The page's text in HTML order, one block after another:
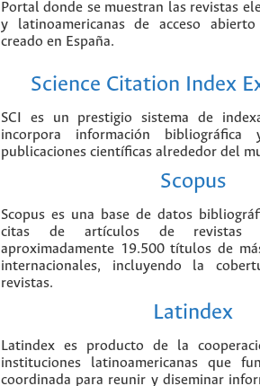
Portal donde se muestran las revistas
y latinoamericanas de acceso
creado en España.
Science Citation Index
SCI es un prestigio sistema de
incorpora información
publicaciones científicas alrededor del
Scopus
Scopus es una base de datos
citas de artículos de revistas
aproximadamente 19.500 títulos de
internacionales, incluyendo la
revistas.
Latindex
Latindex es producto de la
instituciones latinoamericanas que
coordinada para reunir y diseminar